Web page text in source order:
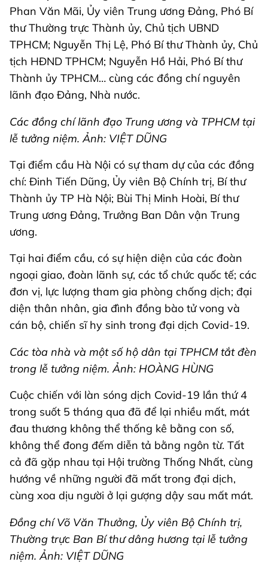
Phan Văn Mãi, Ủy viên Trung ương Đảng, Phó Bí
thư Thường trực Thành ủy, Chủ tịch UBND
TPHCM; Nguyễn Thị Lệ, Phó Bí thư Thành ủy, Chủ
tịch HĐND TPHCM; Nguyễn Hồ Hải, Phó Bí thư
Thành ủy TPHCM… cùng các đồng chí nguyên
lãnh đạo Đảng, Nhà nước.
Các đồng chí lãnh đạo Trung ương và TPHCM tại
lễ tưởng niệm. Ảnh: VIỆT DŨNG
Tại điểm cầu Hà Nội có sự tham dự của các đồng
chí: Đinh Tiến Dũng, Ủy viên Bộ Chính trị, Bí thư
Thành ủy TP Hà Nội; Bùi Thị Minh Hoài, Bí thư
Trung ương Đảng, Trưởng Ban Dân vận Trung
ương.
Tại hai điểm cầu, có sự hiện diện của các đoàn
ngoại giao, đoàn lãnh sự, các tổ chức quốc tế; các
đơn vị, lực lượng tham gia phòng chống dịch; đại
diện thân nhân, gia đình đồng bào tử vong và
cán bộ, chiến sĩ hy sinh trong đại dịch Covid-19.
Các tòa nhà và một số hộ dân tại TPHCM tắt đèn
trong lễ tưởng niệm. Ảnh: HOÀNG HÙNG
Cuộc chiến với làn sóng dịch Covid-19 lần thứ 4
trong suốt 5 tháng qua đã để lại nhiều mất, mát
đau thương không thể thống kê bằng con số,
không thể đong đếm diễn tả bằng ngôn từ. Tất
cả đã gặp nhau tại Hội trường Thống Nhất, cùng
hướng về những người đã mất trong đại dịch,
cùng xoa dịu người ở lại gượng dậy sau mất mát.
Đồng chí Võ Văn Thưởng, Ủy viên Bộ Chính trị,
Thường trực Ban Bí thư dâng hương tại lễ tưởng
niệm. Ảnh: VIỆT DŨNG